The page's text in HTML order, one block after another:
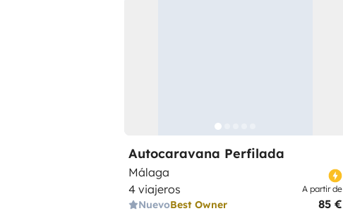
Autocaravana Perfilada
Málaga
4 viajeros
NuevoBest Owner
A partir de
85 €